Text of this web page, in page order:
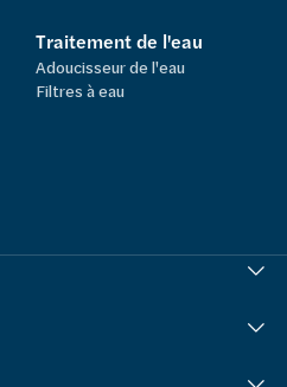
Traitement de l'eau
Adoucisseur de l'eau
Filtres à eau